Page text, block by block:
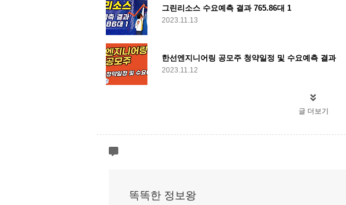
그린리소스 수요예측 결과 765.86대 1
2023.11.13
한선엔지니어링 공모주 청약일정 및 수요예측 결과
2023.11.12
글 더보기
똑똑한 정보왕